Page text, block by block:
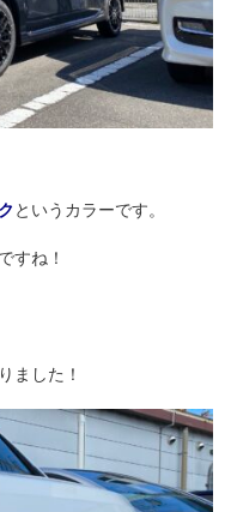
というカラーです。
すね！
ました！